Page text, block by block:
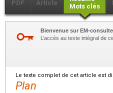
PDF Article
Mots clés
Bienvenue sur EM-
L’accès au texte intégral de
Le texte complet de cet article est
Plan